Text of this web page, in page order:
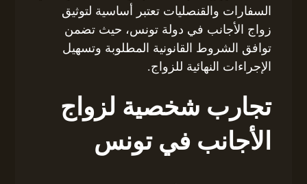
السفارات والقنصليات تعتبر أساسية لتوثيق
زواج الأجانب في دولة تونس، حيث تضمن
توافق الشروط القانونية المطلوبة وتسهيل
الإجراءات النهائية للزواج.
تجارب شخصية لزواج
الأجانب في تونس